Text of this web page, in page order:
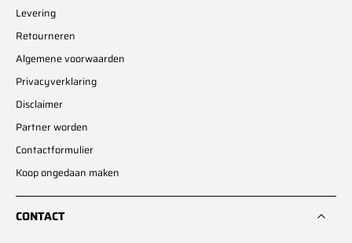
Levering
Retourneren
Algemene voorwaarden
Privacyverklaring
Disclaimer
Partner worden
Contactformulier
Koop ongedaan maken
CONTACT